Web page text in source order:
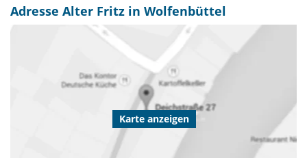
Adresse Alter Fritz in Wolfenbüttel
Karte anzeigen